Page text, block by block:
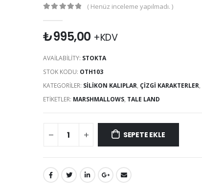
( Henüz inceleme yapılmadı. )
₺995,00 +KDV
AVAILABILITY: STOKTA
STOK KODU: OTH103
KATEGORILER: SILIKON KALIPLAR, ÇIZGI KARAKTERLER,
ETIKETLER: MARSHMALLOWS, TALE LAND
SEPETE EKLE